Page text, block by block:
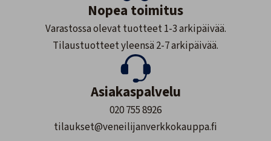
Nopea toimitus
Varastossa olevat tuotteet 1-3 arkipäivää.
Tilaustuotteet yleensä 2-7 arkipäivää.
Asiakaspalvelu
020 755 8926
tilaukset@veneilijanverkkokauppa.fi